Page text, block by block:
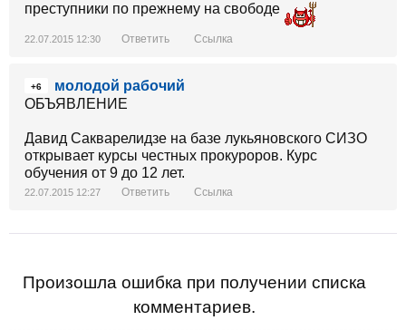
преступники по прежнему на свободе
22.07.2015 12:30 Ответить Ссылка
+6
молодой рабочий
ОБЪЯВЛЕНИЕ
Давид Сакварелидзе на базе лукьяновского СИЗО
открывает курсы честных прокуроров. Курс
обучения от 9 до 12 лет.
22.07.2015 12:27 Ответить Ссылка
Произошла ошибка при получении списка
комментариев.